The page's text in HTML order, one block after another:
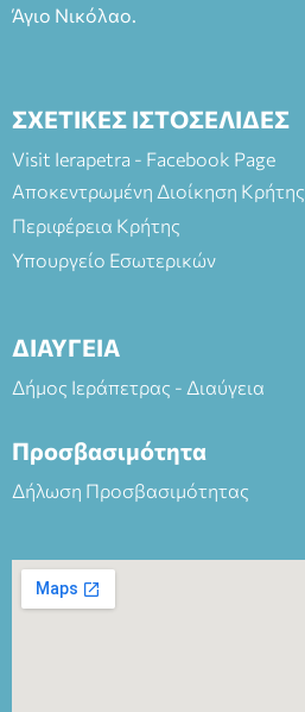
Άγιο Νικόλαο.
ΣΧΕΤΙΚΕΣ ΙΣΤΟΣΕΛΙΔΕΣ
Visit Ierapetra - Facebook Page
Αποκεντρωμένη Διοίκηση Κρήτης
Περιφέρεια Κρήτης
Υπουργείο Εσωτερικών
ΔΙΑΥΓΕΙΑ
Δήμος Ιεράπετρας - Διαύγεια
Προσβασιμότητα
Δήλωση Προσβασιμότητας